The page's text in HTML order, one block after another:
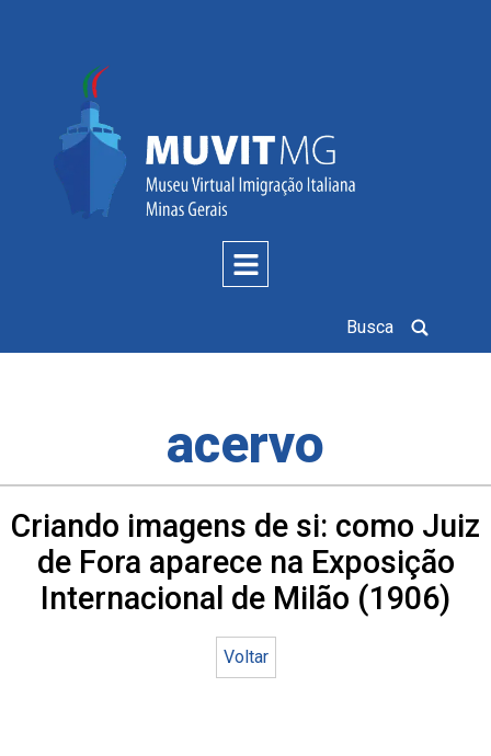
Busca
acervo
Criando imagens de si: como Juiz
de Fora aparece na Exposição
Internacional de Milão (1906)
Voltar